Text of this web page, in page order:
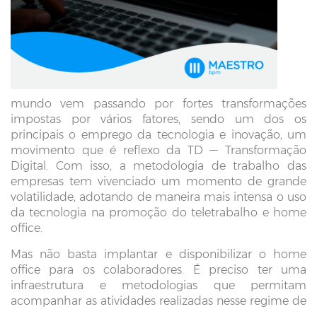
mundo vem passando por fortes transformações
impostas por vários fatores, sendo um dos os
principais o emprego da tecnologia e inovação, um
movimento que é reflexo da TD — Transformação
Digital. Com isso, a metodologia de trabalho das
empresas tem vivenciado um momento de grande
volatilidade, adotando de maneira mais intensa o uso
da tecnologia na promoção do teletrabalho e home
office.
Mas não basta implantar e disponibilizar o home
office para os colaboradores. É preciso ter uma
infraestrutura e metodologias que permitam
acompanhar as atividades realizadas nesse regime de